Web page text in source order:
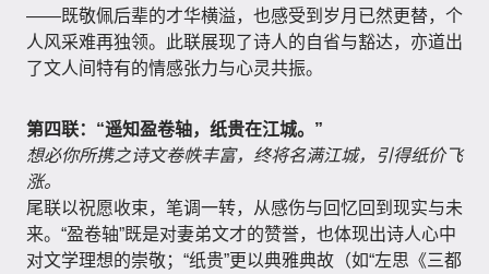
——既敬佩后辈的才华横溢，也感受到岁月已然更替，个
人风采难再独领。此联展现了诗人的自省与豁达，亦道出
了文人间特有的情感张力与心灵共振。
第四联：“遥知盈卷轴，纸贵在江城。”
想必你所携之诗文卷帙丰富，终将名满江城，引得纸价飞
涨。
尾联以祝愿收束，笔调一转，从感伤与回忆回到现实与未
来。“盈卷轴”既是对妻弟文才的赞誉，也体现出诗人心中
对文学理想的崇敬；“纸贵”更以典雅典故（如“左思《三都